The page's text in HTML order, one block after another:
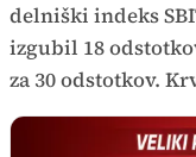
delniški indeks
izgubil 18
za 30 odstotkov.